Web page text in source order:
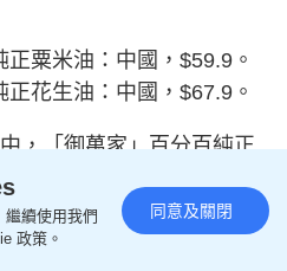
正粟米油：中國，$59.9。
正花生油：中國，$67.9。
，「御萬家」百分百純正
2微克的標準。
含有害污染物氯丙
續使用我們
政策。
同意及關閉